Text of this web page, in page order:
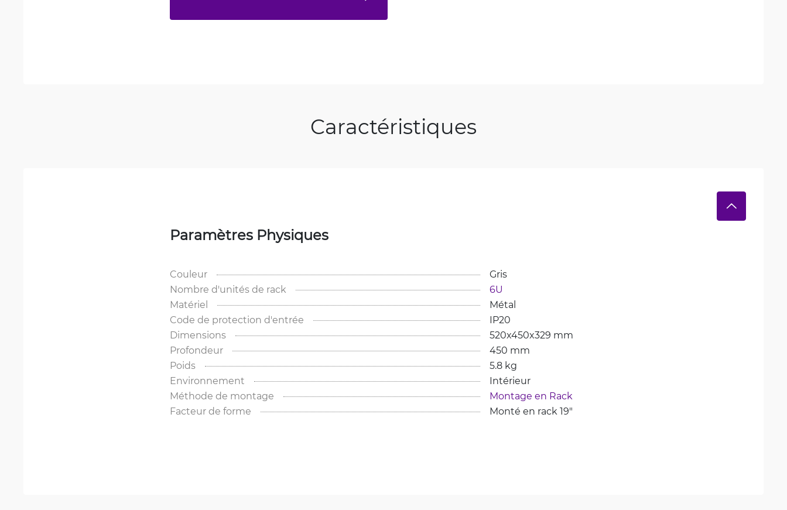
Caractéristiques
Paramètres Physiques
Couleur
Gris
Nombre d'unités de rack
6U
Matériel
Métal
Code de protection d'entrée
IP20
Dimensions
520x450x329 mm
Profondeur
450 mm
Poids
5.8 kg
Environnement
Intérieur
Méthode de montage
Montage en Rack
Facteur de forme
Monté en rack 19"